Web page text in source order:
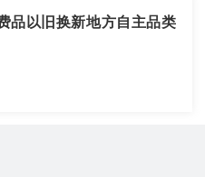
品以旧换新地方自主品类